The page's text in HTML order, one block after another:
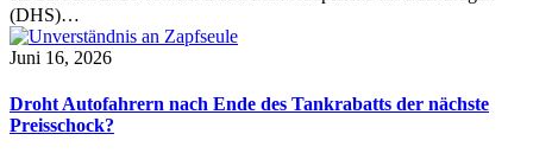
(DHS)…
Juni 16, 2026
Droht Autofahrern nach Ende des Tankrabatts der nächste
Preisschock?